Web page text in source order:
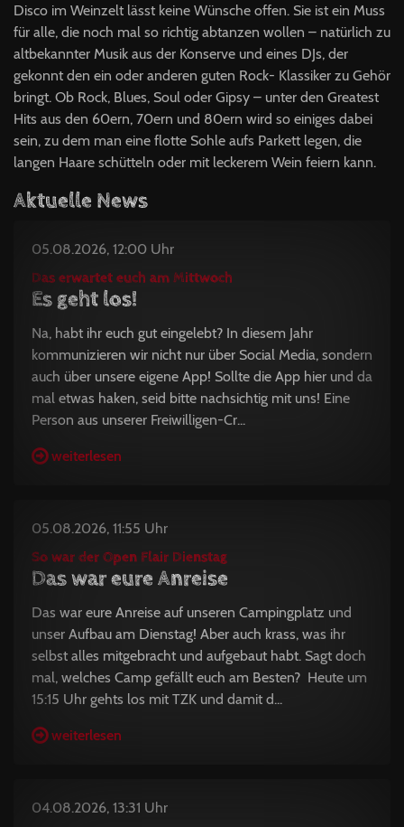
Disco im Weinzelt lässt keine Wünsche offen. Sie ist ein Muss
für alle, die noch mal so richtig abtanzen wollen – natürlich zu
altbekannter Musik aus der Konserve und eines DJs, der
gekonnt den ein oder anderen guten Rock- Klassiker zu Gehör
bringt. Ob Rock, Blues, Soul oder Gipsy – unter den Greatest
Hits aus den 60ern, 70ern und 80ern wird so einiges dabei
sein, zu dem man eine flotte Sohle aufs Parkett legen, die
langen Haare schütteln oder mit leckerem Wein feiern kann.
Aktuelle News
05.08.2026, 12:00 Uhr
Das erwartet euch am Mittwoch
Es geht los!
Na, habt ihr euch gut eingelebt? In diesem Jahr
kommunizieren wir nicht nur über Social Media, sondern
auch über unsere eigene App! Sollte die App hier und da
mal etwas haken, seid bitte nachsichtig mit uns! Eine
Person aus unserer Freiwilligen-Cr...
weiterlesen
05.08.2026, 11:55 Uhr
So war der Open Flair Dienstag
Das war eure Anreise
Das war eure Anreise auf unseren Campingplatz und
unser Aufbau am Dienstag! Aber auch krass, was ihr
selbst alles mitgebracht und aufgebaut habt. Sagt doch
mal, welches Camp gefällt euch am Besten? Heute um
15:15 Uhr gehts los mit TZK und damit d...
weiterlesen
04.08.2026, 13:31 Uhr